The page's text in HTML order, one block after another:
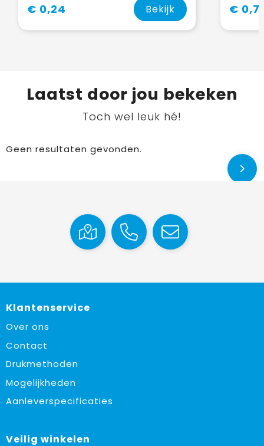
€ 0,24 Bekijk €
Laatst door jou bekeken
Toch wel leuk hé!
Geen resultaten gevonden.
Klantenservice
Over ons
Contact
Drukmethoden
Mogelijkheden
Aanleverspecificaties
Veilig winkelen